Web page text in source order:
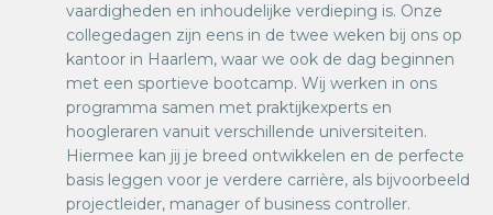
vaardigheden en inhoudelijke verdieping is. Onze
collegedagen zijn eens in de twee weken bij ons op
kantoor in Haarlem, waar we ook de dag beginnen
met een sportieve bootcamp. Wij werken in ons
programma samen met praktijkexperts en
hoogleraren vanuit verschillende universiteiten.
Hiermee kan jij je breed ontwikkelen en de perfecte
basis leggen voor je verdere carrière, als bijvoorbeeld
projectleider, manager of business controller.